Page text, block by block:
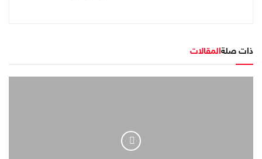
ذات صلةالمقالات